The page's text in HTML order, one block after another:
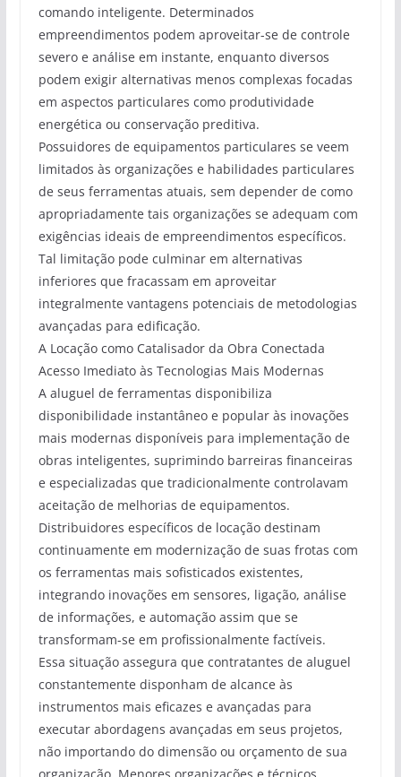
comando inteligente. Determinados
empreendimentos podem aproveitar-se de controle
severo e análise em instante, enquanto diversos
podem exigir alternativas menos complexas focadas
em aspectos particulares como produtividade
energética ou conservação preditiva.
Possuidores de equipamentos particulares se veem
limitados às organizações e habilidades particulares
de seus ferramentas atuais, sem depender de como
apropriadamente tais organizações se adequam com
exigências ideais de empreendimentos específicos.
Tal limitação pode culminar em alternativas
inferiores que fracassam em aproveitar
integralmente vantagens potenciais de metodologias
avançadas para edificação.
A Locação como Catalisador da Obra Conectada
Acesso Imediato às Tecnologias Mais Modernas
A aluguel de ferramentas disponibiliza
disponibilidade instantâneo e popular às inovações
mais modernas disponíveis para implementação de
obras inteligentes, suprimindo barreiras financeiras
e especializadas que tradicionalmente controlavam
aceitação de melhorias de equipamentos.
Distribuidores específicos de locação destinam
continuamente em modernização de suas frotas com
os ferramentas mais sofisticados existentes,
integrando inovações em sensores, ligação, análise
de informações, e automação assim que se
transformam-se em profissionalmente factíveis.
Essa situação assegura que contratantes de aluguel
constantemente disponham de alcance às
instrumentos mais eficazes e avançadas para
executar abordagens avançadas em seus projetos,
não importando do dimensão ou orçamento de sua